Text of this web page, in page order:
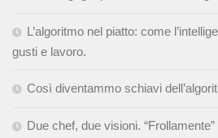
L’algoritmo nel piatto: come
gusti e lavoro.
Così diventammo schiavi
Due chef, due visioni.